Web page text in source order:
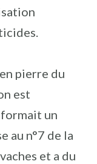
pierre du
est
formait un
au n°7 de la
et a du